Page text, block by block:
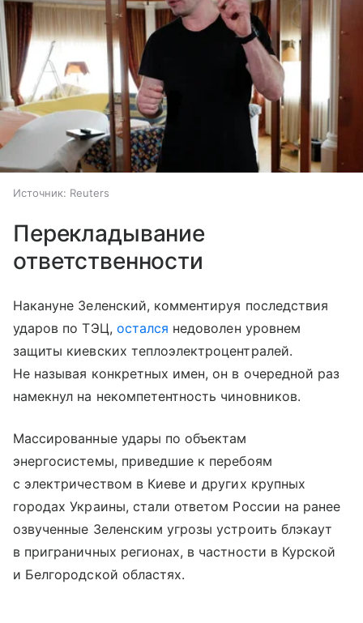
Источник: Reuters
Перекладывание
ответственности
Накануне Зеленский, комментируя последствия
ударов по ТЭЦ, остался недоволен уровнем
защиты киевских теплоэлектроцентралей.
Не называя конкретных имен, он в очередной раз
намекнул на некомпетентность чиновников.
Массированные удары по объектам
энергосистемы, приведшие к перебоям
с электричеством в Киеве и других крупных
городах Украины, стали ответом России на ранее
озвученные Зеленским угрозы устроить блэкаут
в приграничных регионах, в частности в Курской
и Белгородской областях.